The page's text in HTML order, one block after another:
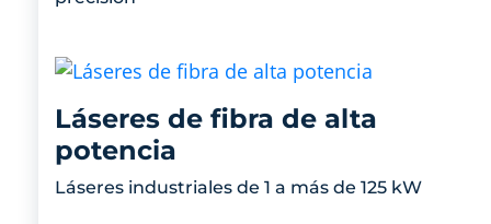
Láseres de fibra de alta
potencia
Láseres industriales de 1 a más de 125 kW